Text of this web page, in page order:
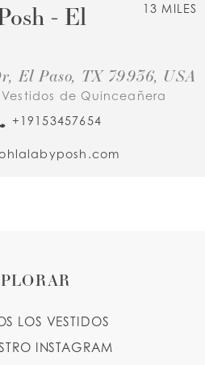
13 MILES
- El
El Paso, TX 79936, USA
de Quinceañera
+19153457654
LOS VESTIDOS
INSTAGRAM